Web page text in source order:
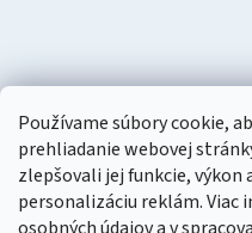
Používame súbory cookie,
prehliadanie webovej
zlepšovali jej funkcie,
personalizáciu reklám. Viac